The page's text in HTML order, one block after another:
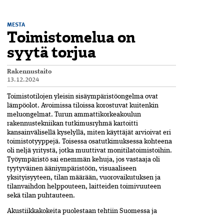
MESTA
Toimistomelua on
syytä torjua
Rakennustaito
13.12.2024
Toimistotilojen yleisin sisä­ympäristöongelma ovat
lämpöolot. Avoimissa tiloissa korostuvat kuitenkin
meluongelmat. Turun ammattikorkeakoulun
rakennustekniikan tutkimusryhmä kartoitti
kansainvälisellä kyselyllä, miten käyttäjät arvioivat eri
toimistotyyppejä. Toisessa osatutkimuksessa kohteena
oli neljä yritystä, jotka muuttivat moni­tilatoimistoihin.
Työympäristö sai enemmän kehuja,­ jos vastaaja oli
tyytyväinen ääniympäristöön, visuaaliseen
yksityisyyteen, tilan määrään, vuorovaikutuksen ja
tilanvaihdon helppouteen, laitteiden toimivuuteen
sekä tilan puhtauteen.
Akustiikkakokeita puolestaan­ tehtiin Suomessa ja